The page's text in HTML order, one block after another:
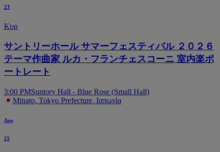
23
Κυρ
サントリーホール サマーフェスティバル ２０２６
テーマ作曲家 ルカ・フランチェスコーニ 室内楽ポ
ートレート
3:00 PMSuntory Hall - Blue Rose (Small Hall)
Minato, Tokyo Prefecture, Ιαπωνία
Αυγ
25